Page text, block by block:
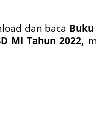
dan baca
MI Tahun 2022,